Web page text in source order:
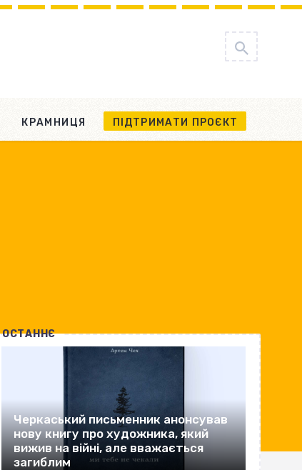
КРАМНИЦЯ ПІДТРИМАТИ ПРОЄКТ
ОСТАННЄ
Черкаський письменник анонсував
нову книгу про художника, який
вижив на війні, але вважається
загиблим